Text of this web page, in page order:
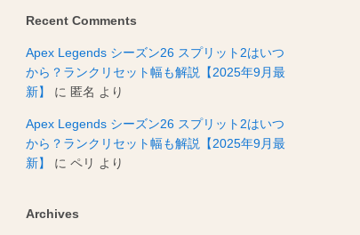
Recent Comments
Apex Legends シーズン26 スプリット2はいつ
から？ランクリセット幅も解説【2025年9月最
新】
に 匿名 より
Apex Legends シーズン26 スプリット2はいつ
から？ランクリセット幅も解説【2025年9月最
新】
に ペリ より
Archives